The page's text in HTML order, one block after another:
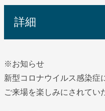
詳細
※お知らせ
新型コロナウイルス感染症
ご来場を楽しみにされてい